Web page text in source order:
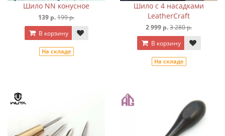
Шило NN конусное
139 р.199 р.
В корзину
На складе
Шило с 4 насадками
LeatherCraft
2 999 р.3 280 р.
В корзину
На складе